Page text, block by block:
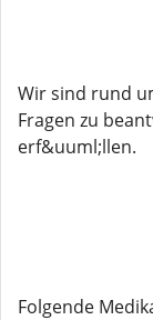
Wir sind rund
Fragen zu
erf&uuml;llen.
Folgende